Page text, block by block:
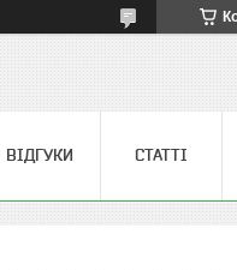
ВІДГУКИ СТАТТІ